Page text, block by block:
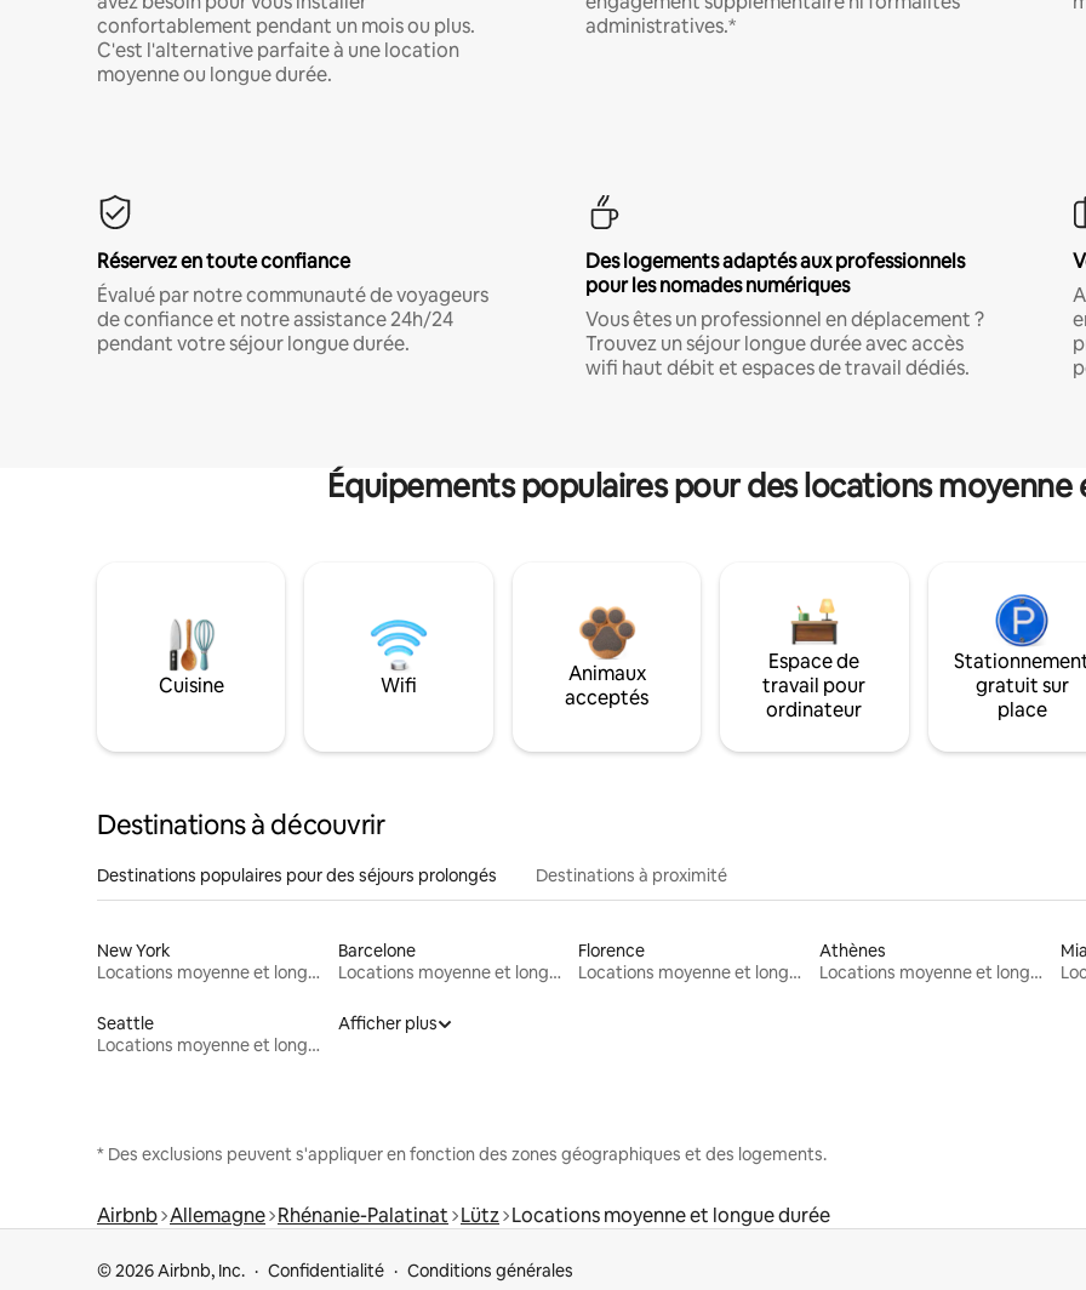
confortablement pendant un mois ou plus.
C'est l'alternative parfaite à une location
moyenne ou longue durée.
administratives.*
Réservez en toute confiance
Évalué par notre communauté de voyageurs
de confiance et notre assistance 24h/24
pendant votre séjour longue durée.
Des logements adaptés aux professionnels
pour les nomades numériques
Vous êtes un professionnel en déplacement ?
Trouvez un séjour longue durée avec accès
wifi haut débit et espaces de travail dédiés.
Équipements populaires pour des locations
Cuisine Wifi
Animaux
acceptés
Espace de
travail pour
ordinateur
gratuit sur
place
Destinations à découvrir
Destinations populaires pour des séjours prolongés Destinations à proximité
New York
Locations moyenne et longue durée
Barcelone
Locations moyenne et longue durée
Florence
Locations moyenne et longue durée
Athènes
Locations moyenne et longue durée
Seattle
Locations moyenne et longue durée
Afficher plus
* Des exclusions peuvent s'appliquer en fonction des zones géographiques et des logements.
Airbnb Allemagne Rhénanie-Palatinat Lütz Locations moyenne et longue durée
© 2026 Airbnb, Inc. Confidentialité Conditions générales